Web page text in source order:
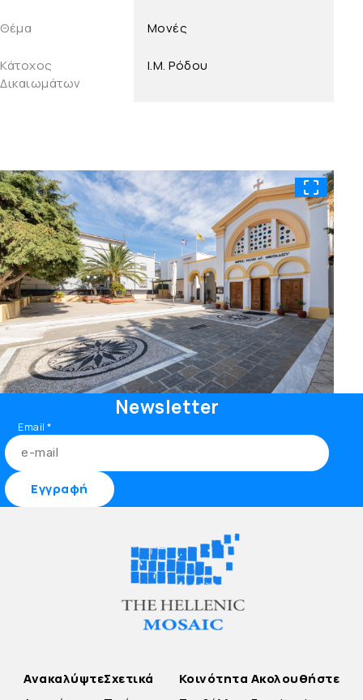
Θέμα Μονές
Κάτοχος
Δικαιωμάτων
Ι.Μ. Ρόδου
Newsletter
Email*
ΑνακαλύψτεΣχετικά
Κοινότητα Ακολουθήστε